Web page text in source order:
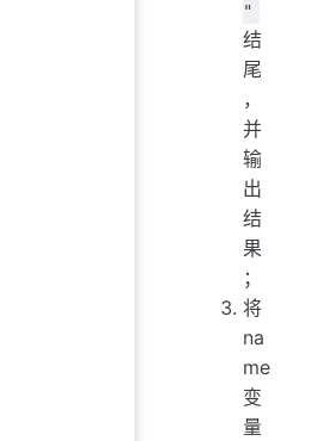
"
结
尾
，
并
输
出
结
果
；
将
na
me
变
量